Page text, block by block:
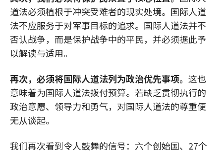
道法必须植根于冲突受难者的现实处境。国际人道
法不应服务于对军事目标的追求。国际人道法并不
否认战争，而是保护战争中的平民，并必须据此予
以解读与适用。
再次，必须将国际人道法列为政治优先事项。 这也
意味着为国际人道法拨付预算。若缺乏贯彻执行的
政治意愿、领导力和勇气，对国际人道法的尊重便
无从谈起。
我们再次看到令人鼓舞的信号：六个创始国、27个